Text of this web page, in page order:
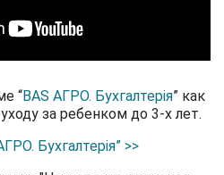
“BAS АГРО. Бухгалтерія” как
за ребенком до 3-х лет.
Бухгалтерія” >>